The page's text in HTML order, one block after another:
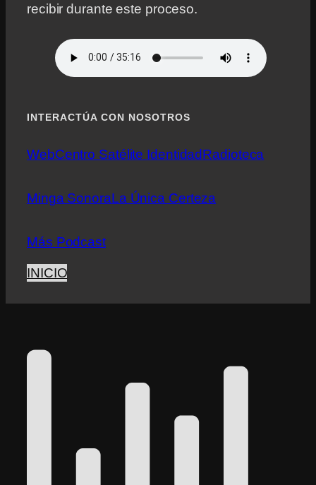
recibir durante este proceso.
INTERACTÚA CON NOSOTROS
WebCentro Satélite IdentidadRadioteca
Minga SonoraLa Única Certeza
Más Podcast
INICIO